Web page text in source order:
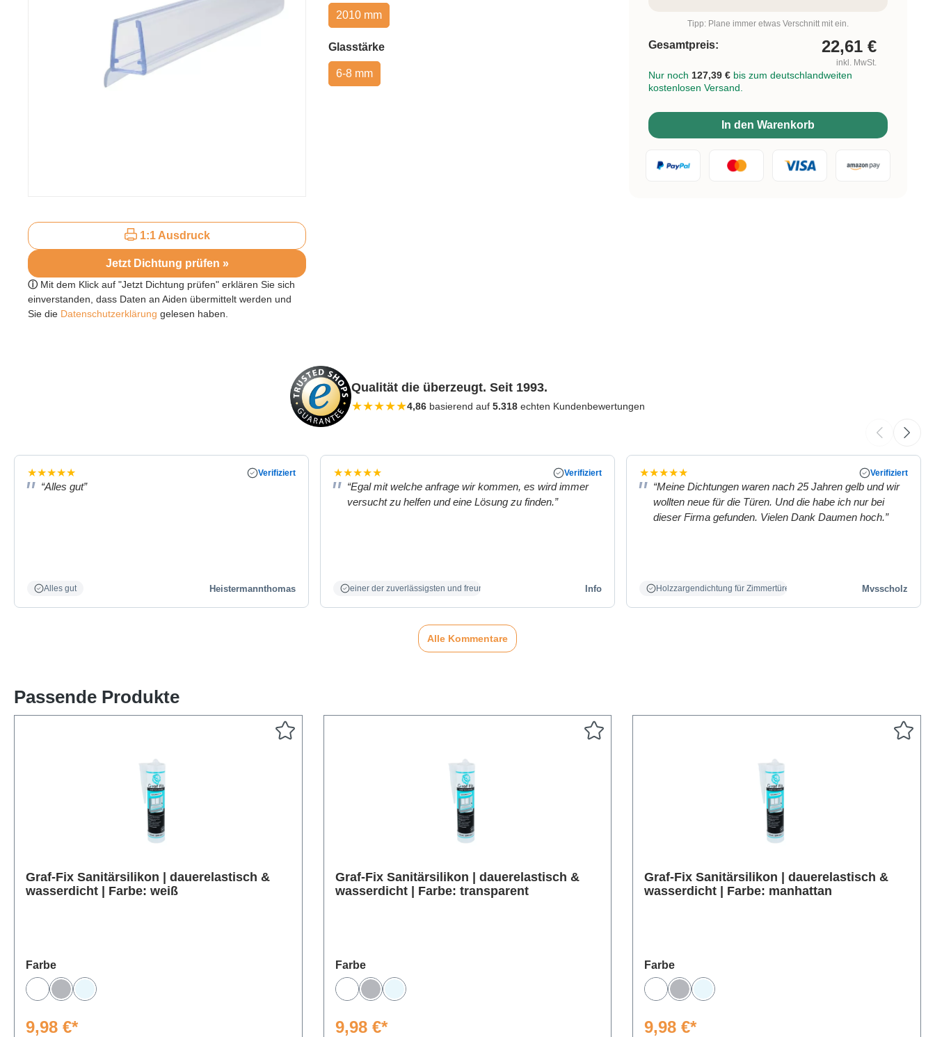
1:1 Ausdruck
Jetzt Dichtung prüfen »
ⓘ Mit dem Klick auf "Jetzt Dichtung prüfen" erklären Sie sich
einverstanden, dass Daten an Aiden übermittelt werden und
Sie die Datenschutzerklärung gelesen haben.
2010 mm
Glasstärkeauswählen
6-8 mm
Tipp: Plane immer etwas Verschnitt mit ein.
Gesamtpreis: 22,61 €
inkl. MwSt.
Nur noch 127,39 € bis zum deutschlandweiten
kostenlosen Versand.
In den Warenkorb
Qualität die überzeugt. Seit 1993.
★★★★★4,86 basierend auf 5.318 echten Kundenbewertungen
★★★★★ Verifiziert
“Alles gut”
Alles gut Heistermannthomas
★★★★★ Verifiziert
“Egal mit welche anfrage wir kommen, es wird immer
versucht zu helfen und eine Lösung zu finden.”
einer der zuverlässigsten und freundlichsten Partner Info
★★★★★ Verifiziert
“Meine Dichtungen waren nach 25 Jahren gelb und wir
wollten neue für die Türen. Und die habe ich nur bei
dieser Firma gefunden. Vielen Dank Daumen hoch.”
Holzzargendichtung für Zimmertüren weiß. Mvsscholz
Alle Kommentare
Produktgalerie überspringen
Passende Produkte
Graf-Fix Sanitärsilikon | dauerelastisch &
wasserdicht | Farbe: weiß
Farbeauswählen
WeißGrau Transparent
9,98 €*
Graf-Fix Sanitärsilikon | dauerelastisch &
wasserdicht | Farbe: transparent
Farbeauswählen
WeißGrau Transparent
9,98 €*
Graf-Fix Sanitärsilikon | dauerelastisch &
wasserdicht | Farbe: manhattan
Farbeauswählen
WeißGrau Transparent
9,98 €*